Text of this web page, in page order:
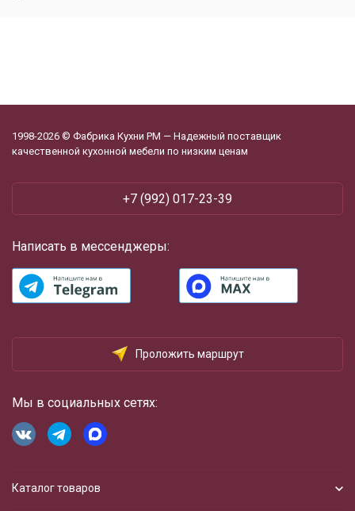
1998-2026 © Фабрика Кухни РМ — Надежный поставщик
качественной кухонной мебели по низким ценам
+7 (992) 017-23-39
Написать в мессенджеры:
Проложить маршрут
Мы в социальных сетях:
Каталог товаров